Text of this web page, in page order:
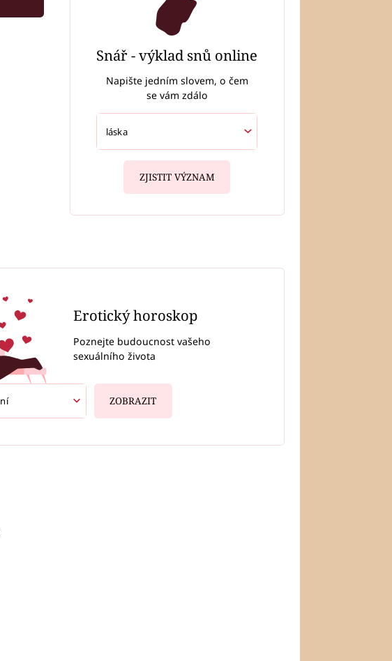
Snář - výklad snů online
Napište jedním slovem, o čem
se vám zdálo
ZJISTIT VÝZNAM
Erotický horoskop
Poznejte budoucnost vašeho
sexuálního života
ZOBRAZIT